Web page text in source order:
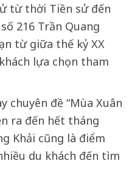
từ thời Tiền sử đến
216 Trần Quang
từ giữa thế kỷ XX
lựa chọn tham
chuyên đề “Mùa Xuân
ra đến hết tháng
Khải cũng là điểm
du khách đến tìm